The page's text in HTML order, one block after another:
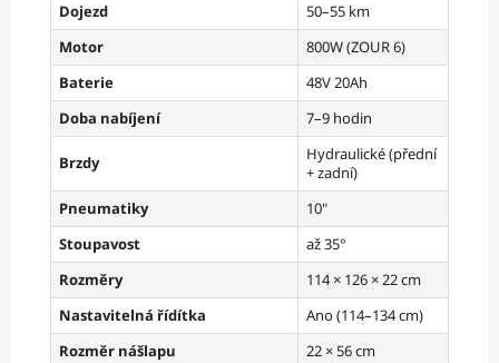
Dojezd
50–55 km
Motor
800W (ZOUR 6)
Baterie
48V 20Ah
Doba nabíjení
7–9 hodin
Brzdy
Hydraulické (přední
+ zadní)
Pneumatiky
10"
Stoupavost
až 35°
Rozměry
114 × 126 × 22 cm
Nastavitelná řídítka
Ano (114–134 cm)
Rozměr nášlapu
22 × 56 cm